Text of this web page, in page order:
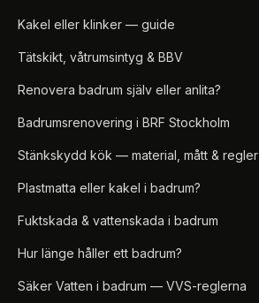
Kakel eller klinker — guide
Tätskikt, våtrumsintyg & BBV
Renovera badrum själv eller anlita?
Badrumsrenovering i BRF Stockholm
Stänkskydd kök — material, mått & regler
Plastmatta eller kakel i badrum?
Fuktskada & vattenskada i badrum
Hur länge håller ett badrum?
Säker Vatten i badrum — VVS-reglerna